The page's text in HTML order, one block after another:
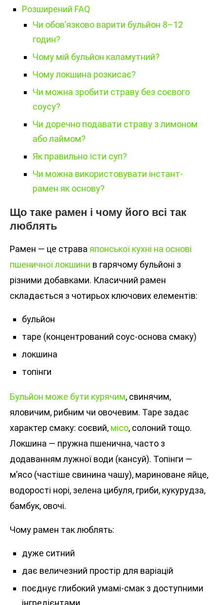
Розширений FAQ
Чи обов’язково варити бульйон 8–12
годин?
Чому мій бульйон каламутний?
Чому локшина розкисає?
Чи можна зробити страву без соєвого
соусу?
Чи доречно подавати страву з лимоном
або лаймом?
Як правильно їсти суп?
Чи можна використовувати інстант-
рамен як основу?
Що таке рамен і чому його всі так
люблять
Рамен — це страва японської кухні на основі
пшеничної локшини в гарячому бульйоні з
різними добавками. Класичний рамен
складається з чотирьох ключових елементів:
бульйон
таре (концентрований соус-основа смаку)
локшина
топінги
Бульйон може бути курячим, свинячим,
яловичим, рибним чи овочевим. Таре задає
характер смаку: соєвий, місо, солоний тощо.
Локшина — пружна пшенична, часто з
додаванням лужної води (кансуй). Топінги —
м’ясо (частіше свинина чашу), мариноване яйце,
водорості норі, зелена цибуля, гриби, кукурудза,
бамбук, овочі.
Чому рамен так люблять:
дуже ситний
дає величезний простір для варіацій
поєднує глибокий умамі-смак з доступними
інгредієнтами